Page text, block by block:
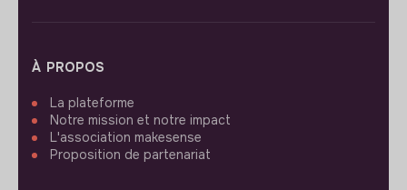
À PROPOS
La plateforme
Notre mission et notre impact
L'association makesense
Proposition de partenariat